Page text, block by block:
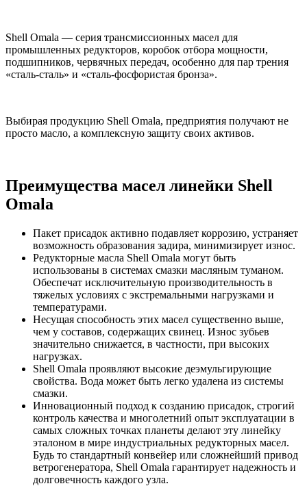
Shell Omala — серия трансмиссионных масел для
промышленных редукторов, коробок отбора мощности,
подшипников, червячных передач, особенно для пар трения
«сталь-сталь» и «сталь-фосфористая бронза».
Выбирая продукцию Shell Omala, предприятия получают не
просто масло, а комплексную защиту своих активов.
Преимущества масел линейки Shell
Omala
Пакет присадок активно подавляет коррозию, устраняет
возможность образования задира, минимизирует износ.
Редукторные масла Shell Omala могут быть
использованы в системах смазки масляным туманом.
Обеспечат исключительную производительность в
тяжелых условиях с экстремальными нагрузками и
температурами.
Несущая способность этих масел существенно выше,
чем у составов, содержащих свинец. Износ зубьев
значительно снижается, в частности, при высоких
нагрузках.
Shell Omala проявляют высокие деэмульгирующие
свойства. Вода может быть легко удалена из системы
смазки.
Инновационный подход к созданию присадок, строгий
контроль качества и многолетний опыт эксплуатации в
самых сложных точках планеты делают эту линейку
эталоном в мире индустриальных редукторных масел.
Будь то стандартный конвейер или сложнейший привод
ветрогенератора, Shell Omala гарантирует надежность и
долговечность каждого узла.